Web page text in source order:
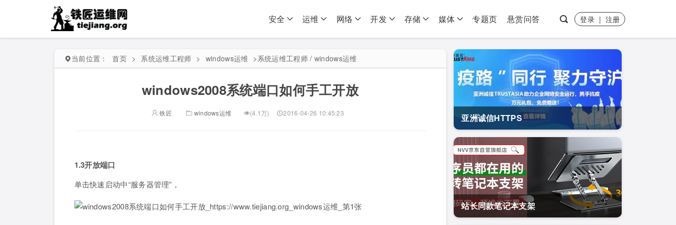
安全 运维 网络 开发 存储 媒体 专题页 悬赏问答 登录 | 注册
当前位置： 首页 > 系统运维工程师 > windows运维 >系统运维工程师 / windows运维
windows2008系统端口如何手工开放
铁匠 windows运维 (4.1万) 2016-04-26 10:45:23
1.3开放端口
单击快速启动中“服务器管理”，
亚洲诚信HTTPS
站长同款笔记本支架